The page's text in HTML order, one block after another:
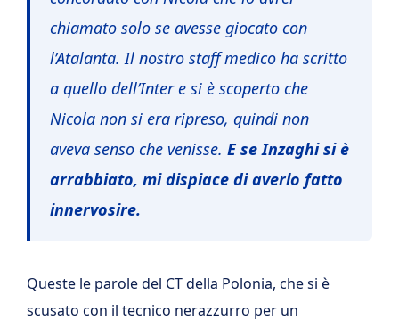
chiamato solo se avesse giocato con
l’Atalanta. Il nostro staff medico ha scritto
a quello dell’Inter e si è scoperto che
Nicola non si era ripreso, quindi non
aveva senso che venisse. E se Inzaghi si è
arrabbiato, mi dispiace di averlo fatto
innervosire.
Queste le parole del CT della Polonia, che si è
scusato con il tecnico nerazzurro per un